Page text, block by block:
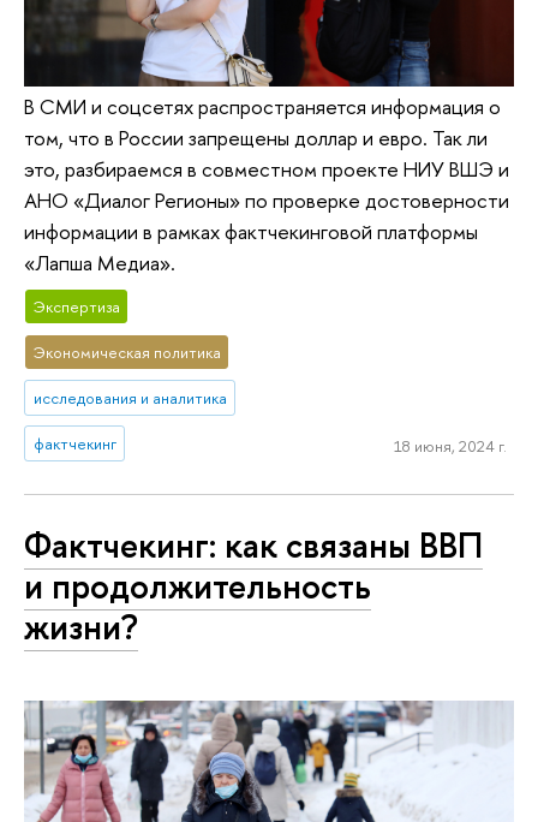
В СМИ и соцсетях распространяется информация о
том, что в России запрещены доллар и евро. Так ли
это, разбираемся в совместном проекте НИУ ВШЭ и
АНО «Диалог Регионы» по проверке достоверности
информации в рамках фактчекинговой платформы
«Лапша Медиа».
Экспертиза
Экономическая политика
исследования и аналитика
фактчекинг 18 июня, 2024 г.
Фактчекинг: как связаны ВВП
и продолжительность
жизни?